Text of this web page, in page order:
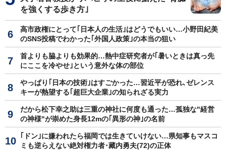
を強くする歩き方｣
高市政権にとって｢日本人の生活｣はどうでもいい…小野田紀美
のSNS投稿でわかった｢外国人政策｣の本当の狙い
首よりも脇よりも効果的…熱中症研究者が｢暑いときは真っ先
にここを冷やせ｣という意外な体の部位
やっぱり｢日本の技術｣はすごかった…習近平が恐れ､ゼレンス
キーが熱望する｢超巨大企業｣の知られざる実力
だから松下幸之助は三重の神社に何度も通った…孤独な"経営
の神様"が崇めた身長12mの｢異形の神｣の名前
｢ドン｣に嫌われたら福岡では生きていけない…県知事もマスコ
ミも逆らえない絶対権力者･藏内勇夫(72)の正体